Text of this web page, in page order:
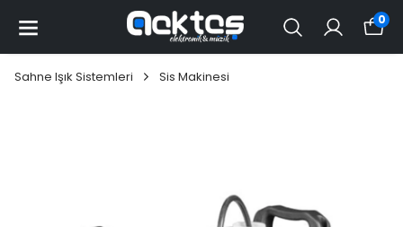
0
Sahne Işık Sistemleri Sis Makinesi